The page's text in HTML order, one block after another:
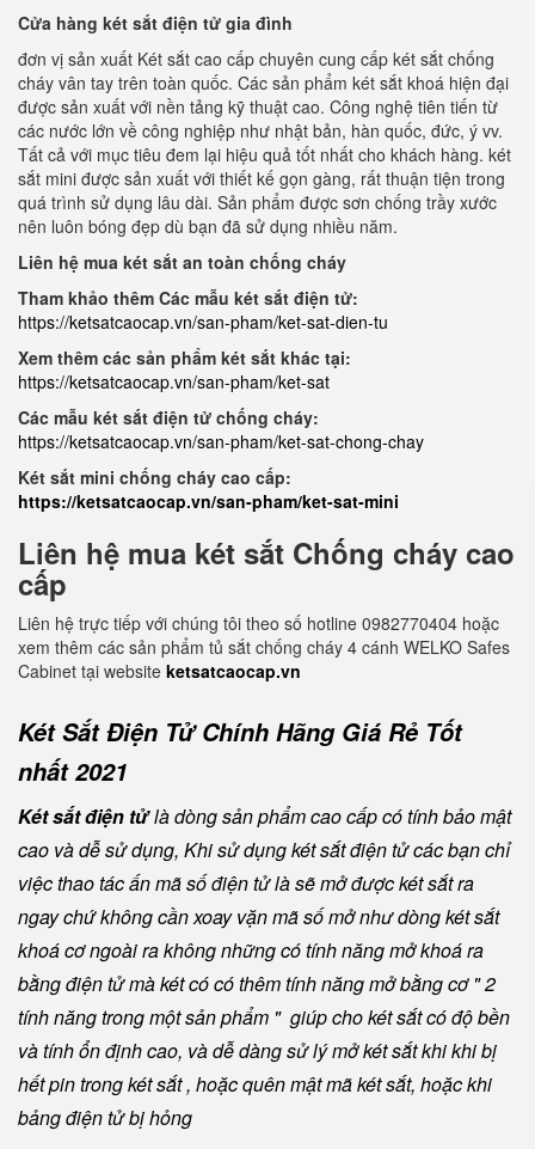
Cửa hàng két sắt điện tử gia đình
đơn vị sản xuất Két sắt cao cấp chuyên cung cấp két sắt chống
cháy vân tay trên toàn quốc. Các sản phẩm két sắt khoá hiện đại
được sản xuất với nền tảng kỹ thuật cao. Công nghệ tiên tiến từ
các nước lớn về công nghiệp như nhật bản, hàn quốc, đức, ý vv.
Tất cả với mục tiêu đem lại hiệu quả tốt nhất cho khách hàng. két
sắt mini được sản xuất với thiết kế gọn gàng, rất thuận tiện trong
quá trình sử dụng lâu dài. Sản phẩm được sơn chống trầy xước
nên luôn bóng đẹp dù bạn đã sử dụng nhiều năm.
Liên hệ mua két sắt an toàn chống cháy
Tham khảo thêm Các mẫu két sắt điện tử:
https://ketsatcaocap.vn/san-pham/ket-sat-dien-tu
Xem thêm các sản phẩm két sắt khác tại:
https://ketsatcaocap.vn/san-pham/ket-sat
Các mẫu két sắt điện tử chống cháy:
https://ketsatcaocap.vn/san-pham/ket-sat-chong-chay
Két sắt mini chống cháy cao cấp:
https://ketsatcaocap.vn/san-pham/ket-sat-mini
Liên hệ mua két sắt Chống cháy cao
cấp
Liên hệ trực tiếp với chúng tôi theo số hotline 0982770404 hoặc
xem thêm các sản phẩm tủ sắt chống cháy 4 cánh WELKO Safes
Cabinet tại website ketsatcaocap.vn
Két Sắt Điện Tử Chính Hãng Giá Rẻ Tốt
nhất 2021
Két sắt điện tửlà dòng sản phẩm cao cấp có tính bảo mật
cao và dễ sử dụng, Khi sử dụng két sắt điện tử các bạn chỉ
việc thao tác ấn mã số điện tử là sẽ mở được két sắt ra
ngay chứ không cần xoay vặn mã số mở như dòng két sắt
khoá cơ ngoài ra không những có tính năng mở khoá ra
bằng điện tử mà két có có thêm tính năng mở bằng cơ " 2
tính năng trong một sản phẩm " giúp cho két sắt có độ bền
và tính ổn định cao, và dễ dàng sử lý mở két sắt khi khi bị
hết pin trong két sắt , hoặc quên mật mã két sắt, hoặc khi
bảng điện tử bị hỏng